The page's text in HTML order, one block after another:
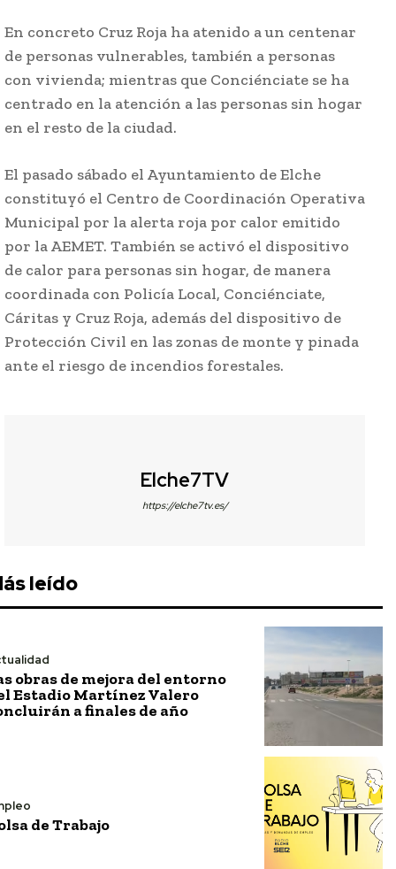
En concreto Cruz Roja ha atenido a un centenar
de personas vulnerables, también a personas
con vivienda; mientras que Conciénciate se ha
centrado en la atención a las personas sin hogar
en el resto de la ciudad.
El pasado sábado el Ayuntamiento de Elche
constituyó el Centro de Coordinación Operativa
Municipal por la alerta roja por calor emitido
por la AEMET. También se activó el dispositivo
de calor para personas sin hogar, de manera
coordinada con Policía Local, Conciénciate,
Cáritas y Cruz Roja, además del dispositivo de
Protección Civil en las zonas de monte y pinada
ante el riesgo de incendios forestales.
Elche7TV
https://elche7tv.es/
leído
obras de mejora del entorno
Estadio Martínez Valero
a finales de año
de Trabajo